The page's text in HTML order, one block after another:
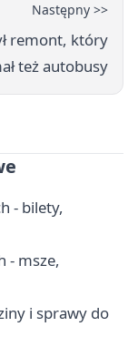
Następny >>
remont, który
też autobusy
- bilety,
- msze,
i sprawy do